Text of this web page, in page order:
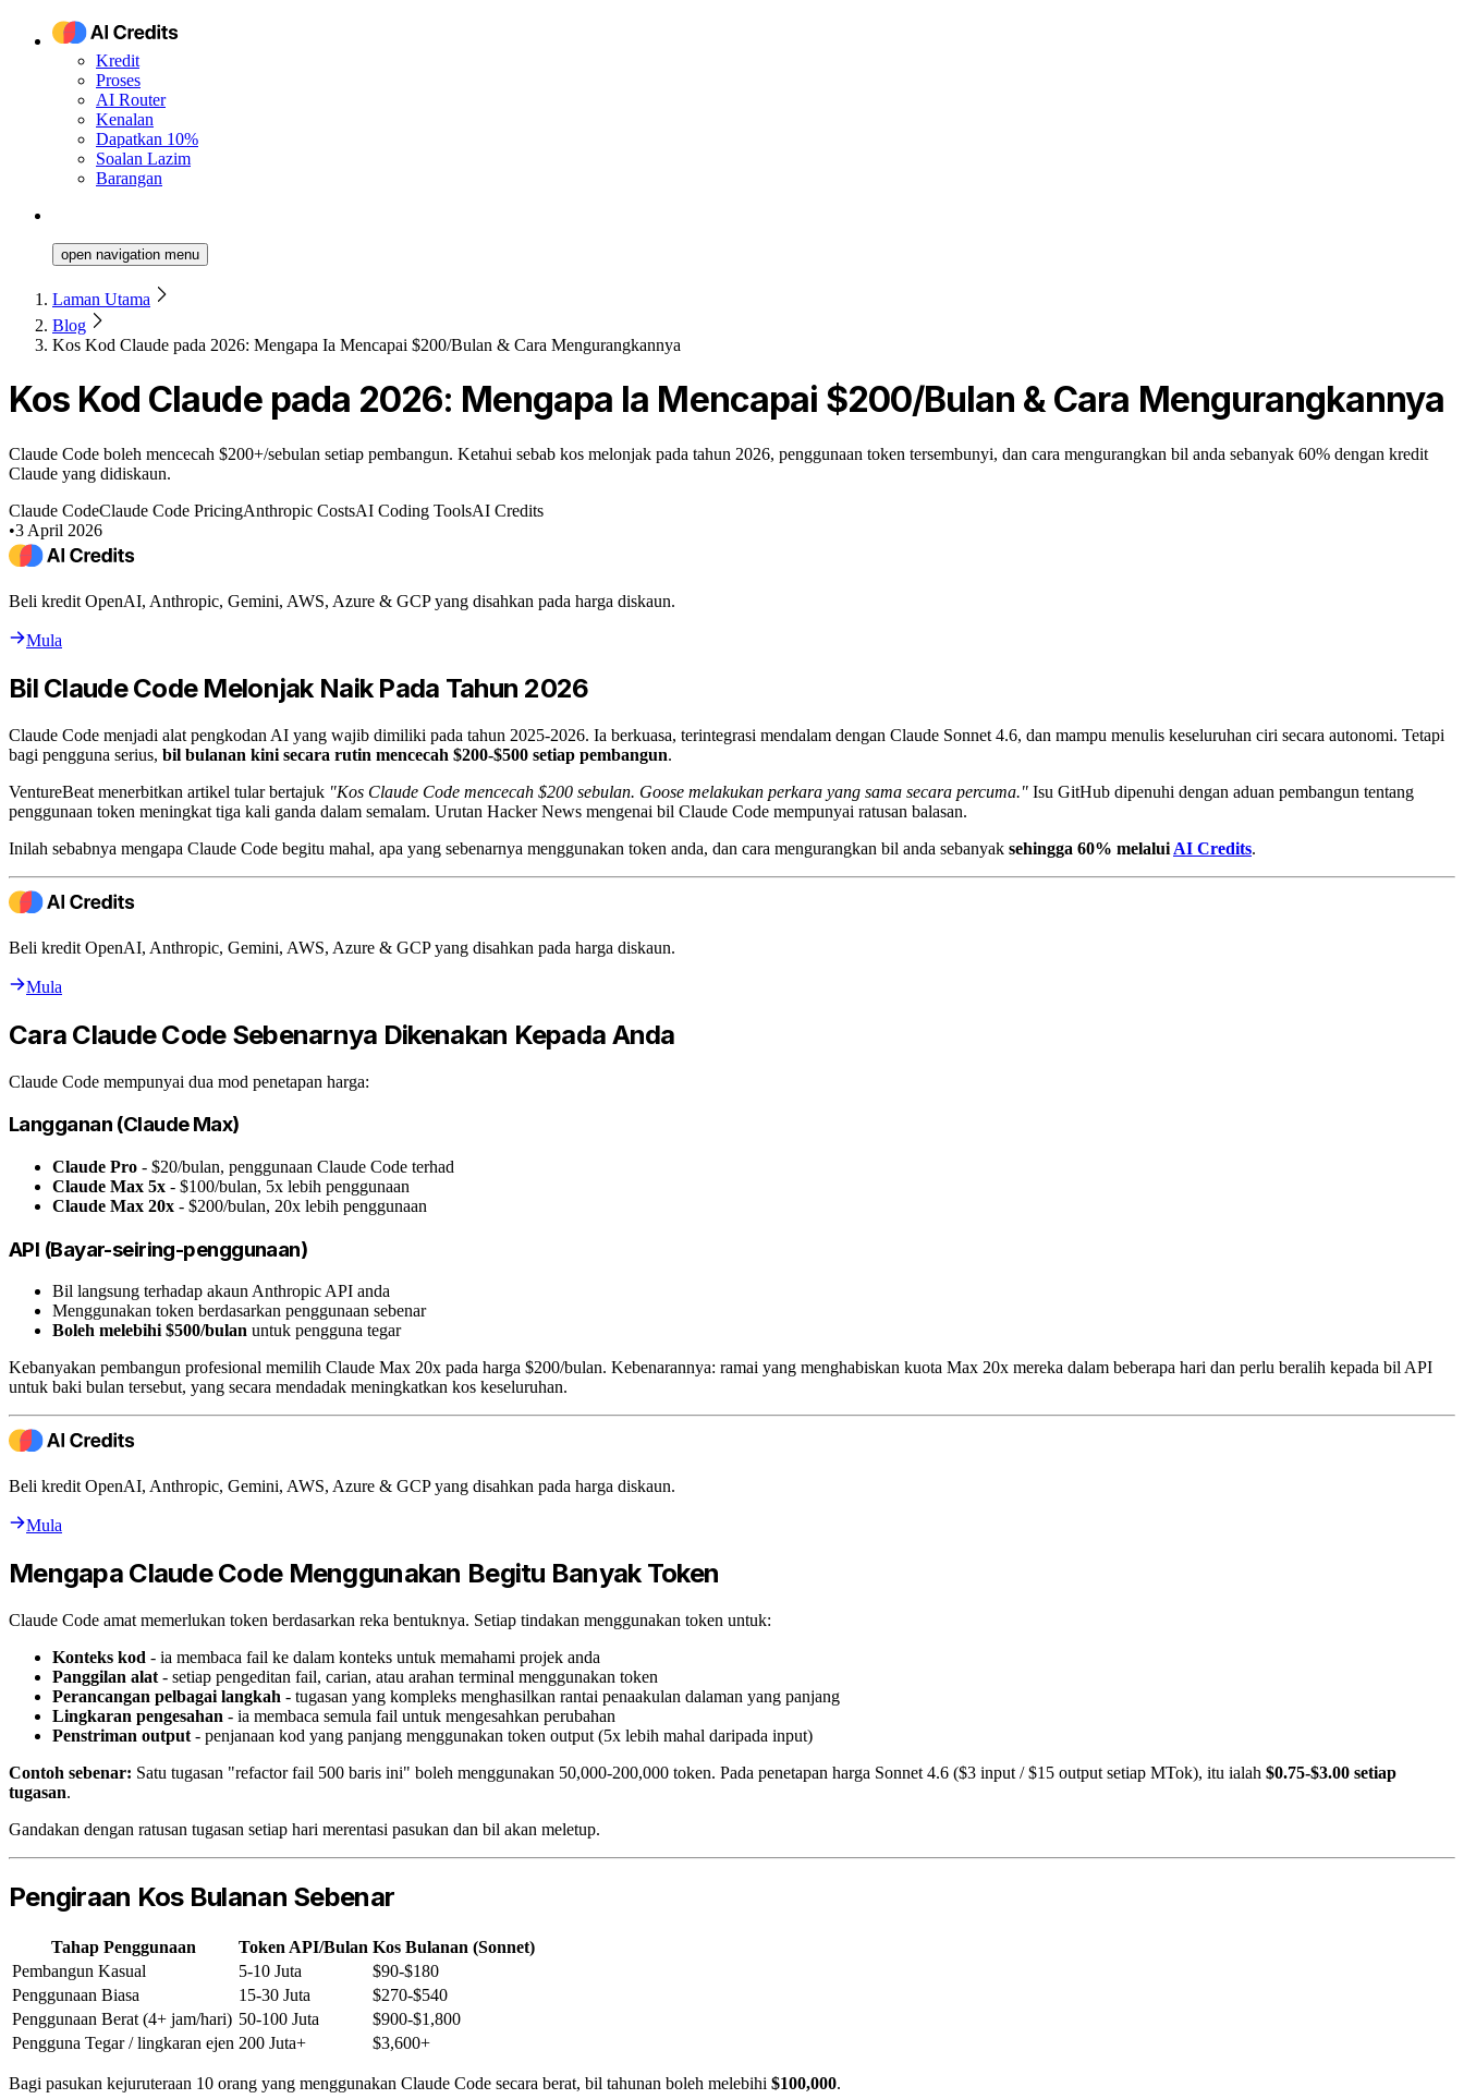
Kredit
Proses
AI Router
Kenalan
Dapatkan 10%
Soalan Lazim
Barangan
open navigation menu
Laman Utama
Blog
Kos Kod Claude pada 2026: Mengapa Ia Mencapai $200/Bulan & Cara Mengurangkannya
Kos Kod Claude pada 2026: Mengapa Ia Mencapai $200/Bulan & Cara Mengurangkannya
Claude Code boleh mencecah $200+/sebulan setiap pembangun. Ketahui sebab kos melonjak pada tahun 2026, penggunaan token tersembunyi, dan cara mengurangkan bil anda sebanyak 60% dengan kredit
Claude yang didiskaun.
Claude CodeClaude Code PricingAnthropic CostsAI Coding ToolsAI Credits
•3 April 2026
Beli kredit OpenAI, Anthropic, Gemini, AWS, Azure & GCP yang disahkan pada harga diskaun.
Mula
Bil Claude Code Melonjak Naik Pada Tahun 2026
Claude Code menjadi alat pengkodan AI yang wajib dimiliki pada tahun 2025-2026. Ia berkuasa, terintegrasi mendalam dengan Claude Sonnet 4.6, dan mampu menulis keseluruhan ciri secara autonomi. Tetapi
bagi pengguna serius, bil bulanan kini secara rutin mencecah $200-$500 setiap pembangun.
VentureBeat menerbitkan artikel tular bertajuk "Kos Claude Code mencecah $200 sebulan. Goose melakukan perkara yang sama secara percuma." Isu GitHub dipenuhi dengan aduan pembangun tentang
penggunaan token meningkat tiga kali ganda dalam semalam. Urutan Hacker News mengenai bil Claude Code mempunyai ratusan balasan.
Inilah sebabnya mengapa Claude Code begitu mahal, apa yang sebenarnya menggunakan token anda, dan cara mengurangkan bil anda sebanyak sehingga 60% melalui AI Credits.
Beli kredit OpenAI, Anthropic, Gemini, AWS, Azure & GCP yang disahkan pada harga diskaun.
Mula
Cara Claude Code Sebenarnya Dikenakan Kepada Anda
Claude Code mempunyai dua mod penetapan harga:
Langganan (Claude Max)
Claude Pro - $20/bulan, penggunaan Claude Code terhad
Claude Max 5x - $100/bulan, 5x lebih penggunaan
Claude Max 20x - $200/bulan, 20x lebih penggunaan
API (Bayar-seiring-penggunaan)
Bil langsung terhadap akaun Anthropic API anda
Menggunakan token berdasarkan penggunaan sebenar
Boleh melebihi $500/bulan untuk pengguna tegar
Kebanyakan pembangun profesional memilih Claude Max 20x pada harga $200/bulan. Kebenarannya: ramai yang menghabiskan kuota Max 20x mereka dalam beberapa hari dan perlu beralih kepada bil API
untuk baki bulan tersebut, yang secara mendadak meningkatkan kos keseluruhan.
Beli kredit OpenAI, Anthropic, Gemini, AWS, Azure & GCP yang disahkan pada harga diskaun.
Mula
Mengapa Claude Code Menggunakan Begitu Banyak Token
Claude Code amat memerlukan token berdasarkan reka bentuknya. Setiap tindakan menggunakan token untuk:
Konteks kod - ia membaca fail ke dalam konteks untuk memahami projek anda
Panggilan alat - setiap pengeditan fail, carian, atau arahan terminal menggunakan token
Perancangan pelbagai langkah - tugasan yang kompleks menghasilkan rantai penaakulan dalaman yang panjang
Lingkaran pengesahan - ia membaca semula fail untuk mengesahkan perubahan
Penstriman output - penjanaan kod yang panjang menggunakan token output (5x lebih mahal daripada input)
Contoh sebenar: Satu tugasan "refactor fail 500 baris ini" boleh menggunakan 50,000-200,000 token. Pada penetapan harga Sonnet 4.6 ($3 input / $15 output setiap MTok), itu ialah $0.75-$3.00 setiap
tugasan.
Gandakan dengan ratusan tugasan setiap hari merentasi pasukan dan bil akan meletup.
Pengiraan Kos Bulanan Sebenar
Tahap Penggunaan Token API/Bulan Kos Bulanan (Sonnet)
Pembangun Kasual
5-10 Juta
$90-$180
Penggunaan Biasa
15-30 Juta
$270-$540
Penggunaan Berat (4+ jam/hari) 50-100 Juta
$900-$1,800
Pengguna Tegar / lingkaran ejen 200 Juta+ $3,600+
Bagi pasukan kejuruteraan 10 orang yang menggunakan Claude Code secara berat, bil tahunan boleh melebihi $100,000.